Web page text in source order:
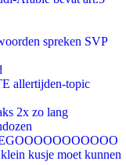
spreken SVP
allertijden-topic
2x zo lang
kusje moet kunnen